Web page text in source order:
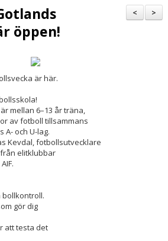
>
<
öppen!
är här.
mellan 6–13 år träna,
av fotboll tillsammans
A- och U-lag.
Kevdal, fotbollsutvecklare
elitklubbar
bollkontroll.
gör dig
att testa det